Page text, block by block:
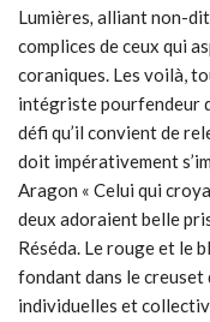
Lumières, alliant non-
complices de ceux qui
coraniques. Les voilà,
intégriste pourfendeur
défi qu’il convient de
doit impérativement
Aragon « Celui qui
deux adoraient belle
Réséda. Le rouge et le
fondant dans le creuset
individuelles et